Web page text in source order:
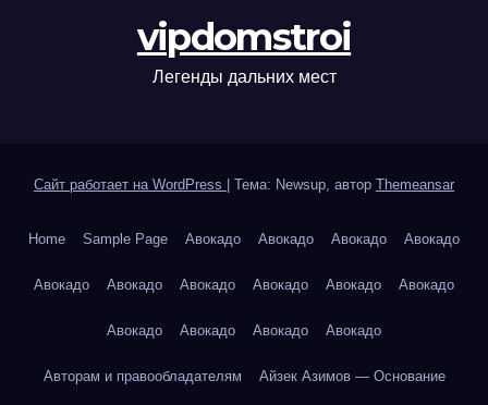
vipdomstroi
Легенды дальних мест
Сайт работает на WordPress Тема: Newsup, автор Themeansar
Home Sample Page Авокадо Авокадо Авокадо Авокадо
Авокадо Авокадо Авокадо Авокадо Авокадо Авокадо
Авокадо Авокадо Авокадо Авокадо
Авторам и правообладателям Айзек Азимов — Основание